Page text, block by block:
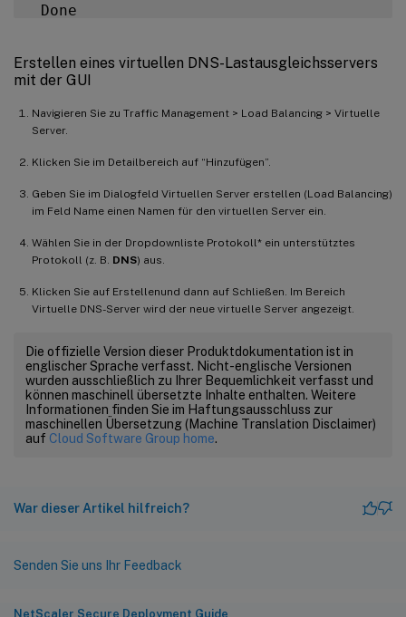
Done
Erstellen eines virtuellen DNS-Lastausgleichsservers
mit der GUI
Navigieren Sie zu Traffic Management > Load Balancing > Virtuelle
Server.
Klicken Sie im Detailbereich auf “Hinzufügen”.
Geben Sie im Dialogfeld Virtuellen Server erstellen (Load Balancing)
im Feld Name einen Namen für den virtuellen Server ein.
Wählen Sie in der Dropdownliste Protokoll* ein unterstütztes
Protokoll (z. B. DNS) aus.
Klicken Sie auf Erstellenund dann auf Schließen. Im Bereich
Virtuelle DNS-Server wird der neue virtuelle Server angezeigt.
Die offizielle Version dieser Produktdokumentation ist in
englischer Sprache verfasst. Nicht-englische Versionen
wurden ausschließlich zu Ihrer Bequemlichkeit verfasst und
können maschinell übersetzte Inhalte enthalten. Weitere
Informationen finden Sie im Haftungsausschluss zur
maschinellen Übersetzung (Machine Translation Disclaimer)
auf Cloud Software Group home.
War dieser Artikel hilfreich?
Senden Sie uns Ihr Feedback
NetScaler Secure Deployment Guide